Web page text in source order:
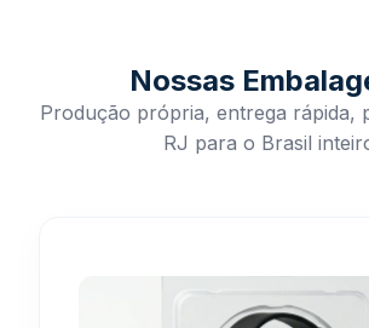
Nossas
Produção própria, entrega rápida,
RJ para o Brasil